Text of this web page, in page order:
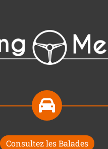
Consultez les Balades